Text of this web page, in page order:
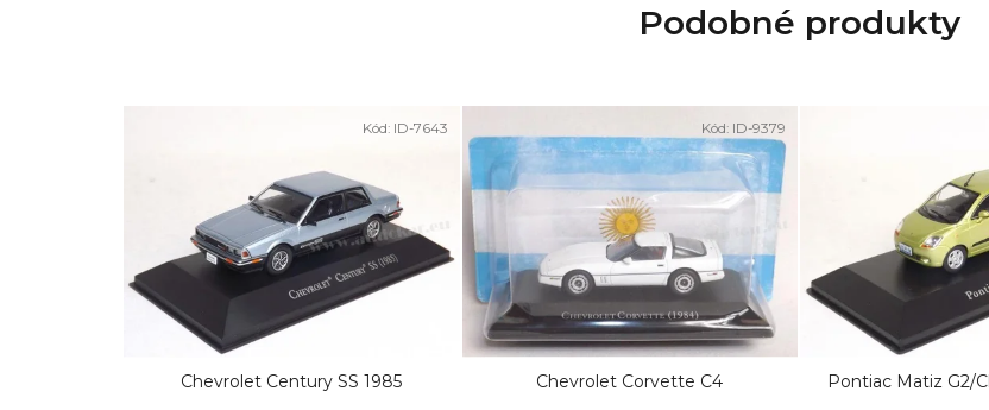
Podobné produkty
Chevrolet Century SS 1985
Kód: ID-7643
Chevrolet Corvette C4
Kód: ID-9379
Pontiac Matiz G2/